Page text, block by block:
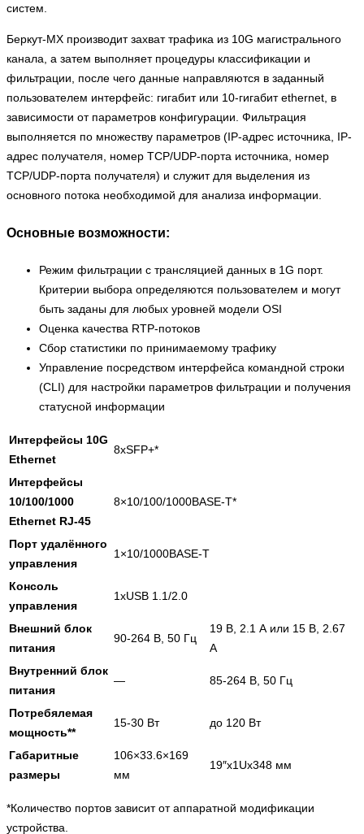
систем.
Беркут-MX производит захват трафика из 10G магистрального
канала, а затем выполняет процедуры классификации и
фильтрации, после чего данные направляются в заданный
пользователем интерфейс: гигабит или 10-гигабит ethernet, в
зависимости от параметров конфигурации. Фильтрация
выполняется по множеству параметров (IP-адрес источника, IP-
адрес получателя, номер TCP/UDP-порта источника, номер
TCP/UDP-порта получателя) и служит для выделения из
основного потока необходимой для анализа информации.
Основные возможности:
Режим фильтрации с трансляцией данных в 1G порт.
Критерии выбора определяются пользователем и могут
быть заданы для любых уровней модели OSI
Оценка качества RTP-потоков
Сбор статистики по принимаемому трафику
Управление посредством интерфейса командной строки
(CLI) для настройки параметров фильтрации и получения
статусной информации
Интерфейсы 10G
Ethernet
8xSFP+*
Интерфейсы
10/100/1000
Ethernet RJ-45
8×10/100/1000BASE-T*
Порт удалённого
управления
1×10/1000BASE-T
Консоль
управления
1xUSB 1.1/2.0
Внешний блок
питания
90-264 В, 50 Гц
19 В, 2.1 А или 15 В, 2.67
A
Внутренний блок
питания
— 85-264 В, 50 Гц
Потребялемая
мощность**
15-30 Вт до 120 Вт
Габаритные
размеры
106×33.6×169
мм
19″x1Ux348 мм
*Количество портов зависит от аппаратной модификации
устройства.